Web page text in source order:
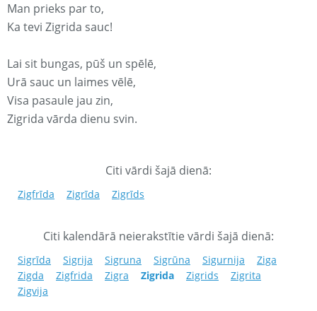
Man prieks par to,
Ka tevi Zigrida sauc!
Lai sit bungas, pūš un spēlē,
Urā sauc un laimes vēlē,
Visa pasaule jau zin,
Zigrida vārda dienu svin.
Citi vārdi šajā dienā:
Zigfrīda Zigrīda Zigrīds
Citi kalendārā neierakstītie vārdi šajā dienā:
Sigrīda Sigrija Sigruna Sigrūna Sigurnija
Ziga
Zigda
Zigfrida Zigra Zigrida Zigrids
Zigrita
Zigvija